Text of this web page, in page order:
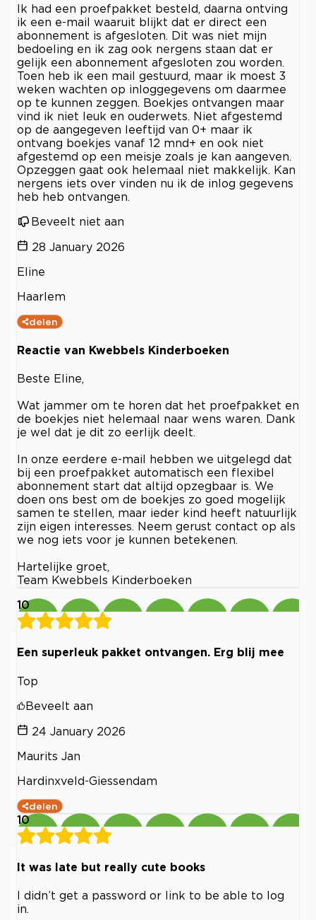
Ik had een proefpakket besteld, daarna ontving
ik een e-mail waaruit blijkt dat er direct een
abonnement is afgesloten. Dit was niet mijn
bedoeling en ik zag ook nergens staan dat er
gelijk een abonnement afgesloten zou worden.
Toen heb ik een mail gestuurd, maar ik moest 3
weken wachten op inloggegevens om daarmee
op te kunnen zeggen. Boekjes ontvangen maar
vind ik niet leuk en ouderwets. Niet afgestemd
op de aangegeven leeftijd van 0+ maar ik
ontvang boekjes vanaf 12 mnd+ en ook niet
afgestemd op een meisje zoals je kan aangeven.
Opzeggen gaat ook helemaal niet makkelijk. Kan
nergens iets over vinden nu ik de inlog gegevens
heb heb ontvangen.
Beveelt niet aan
28 January 2026
Eline
Haarlem
delen
Reactie van Kwebbels Kinderboeken
Beste Eline,
Wat jammer om te horen dat het proefpakket en
de boekjes niet helemaal naar wens waren. Dank
je wel dat je dit zo eerlijk deelt.
In onze eerdere e-mail hebben we uitgelegd dat
bij een proefpakket automatisch een flexibel
abonnement start dat altijd opzegbaar is. We
doen ons best om de boekjes zo goed mogelijk
samen te stellen, maar ieder kind heeft natuurlijk
zijn eigen interesses. Neem gerust contact op als
we nog iets voor je kunnen betekenen.
Hartelijke groet,
Team Kwebbels Kinderboeken
10
Een superleuk pakket ontvangen. Erg blij mee
Top
Beveelt aan
24 January 2026
Maurits Jan
Hardinxveld-Giessendam
delen
10
It was late but really cute books
I didn’t get a password or link to be able to log
in.